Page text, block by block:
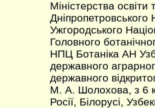
Міністерства
Дніпропетровського
Ужгородського
Головного
НПЦ Ботаніка АН
державного
державного
М. А. Шолохова, з 6
Росії, Білорусі,